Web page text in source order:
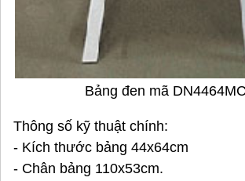
Bảng đen mã
Thông số kỹ thuật chính:
- Kích thước bảng 44x64cm
- Chân bảng 110x53cm.